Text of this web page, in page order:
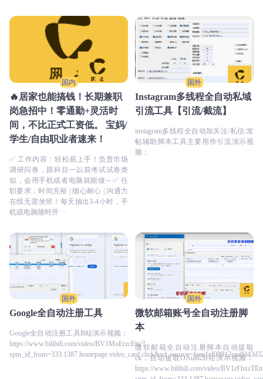
国内
🔥居家也能搞钱！长期兼职
岗急招中！零通勤+灵活时
间，不比正式工资低。 宝妈/
学生/自由职业者速来！
✅ 工作内容：轻松易上手！负责市场
调研问卷，跟科目一以前考试试卷类
似，会用手机或者电脑就能做～✅ 任
职要求：时间充裕 | 细心耐心 | 沟通力
在线无需坐班！每天抽出3-4小时，手
机或电脑随时开···
国外
Instagram多线程全自动私域
引流工具【引流/截流】
instagram多线程全自动加关注/私信/发
帖辅助脚本工具主要用作引流演示视
频：
国外
Google全自动注册工具
Google全自动注册工具B站演示视频：
https://www.bilibili.com/video/BV1MoErzcEtn/?
国外
微软邮箱账号全自动注册脚
本
微软邮箱全自动注册脚本自动提取
ck，自动提取OAuth2B站演示视频：
https://www.bilibili.com/video/